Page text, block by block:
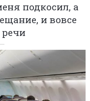
подкосил, а
и вовсе